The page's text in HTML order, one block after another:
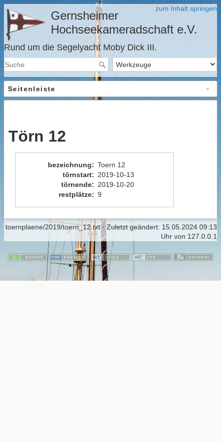
zum Inhalt springen
Gernsheimer
Hochseekameradschaft e.V.
Rund um die Segelyacht Moby Dick III.
Seitenleiste
Törn 12
bezeichnung: Toern 12
törnstart: 2019-10-13
törnende: 2019-10-20
restplätze: 9
toernplaene/2019/toern_12.txt· Zuletzt geändert: 15.05.2024 09:13
Uhr von 127.0.0.1